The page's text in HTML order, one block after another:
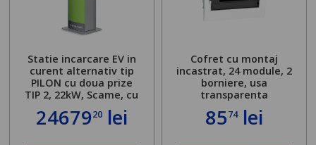
Statie incarcare EV in
curent alternativ tip
PILON cu doua prize
TIP 2, 22kW, Scame, cu
server local
2467920lei
Cofret cu montaj
incastrat, 24 module, 2
borniere, usa
transparenta
8574lei